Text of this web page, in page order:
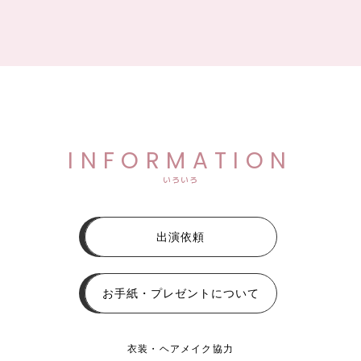
INFORMATION
いろいろ
出演依頼
お手紙・プレゼントについて
衣装・ヘアメイク協力